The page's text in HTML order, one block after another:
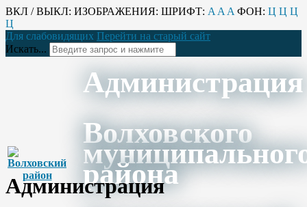
ВКЛ / ВЫКЛ: ИЗОБРАЖЕНИЯ: ШРИФТ: A A A ФОН: Ц Ц Ц
Ц
Для слабовидящих Перейти на старый сайт
Искать...
Администрация
Волховского
района
Администрация